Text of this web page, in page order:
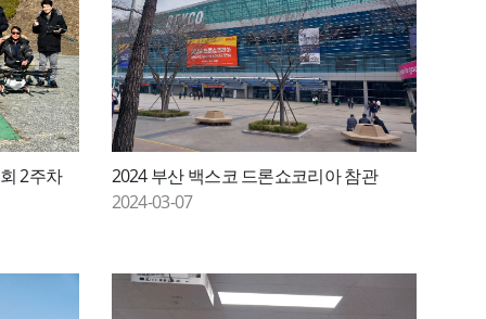
2주차
2024 부산 백스코 드론쇼코리아 참관
2024-03-07